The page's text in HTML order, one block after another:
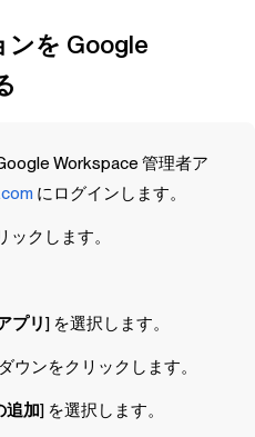
ンを Google
Workspace 管理者ア
にログインします。
クします。
プリ] を選択します。
ウンをクリックします。
追加] を選択します。